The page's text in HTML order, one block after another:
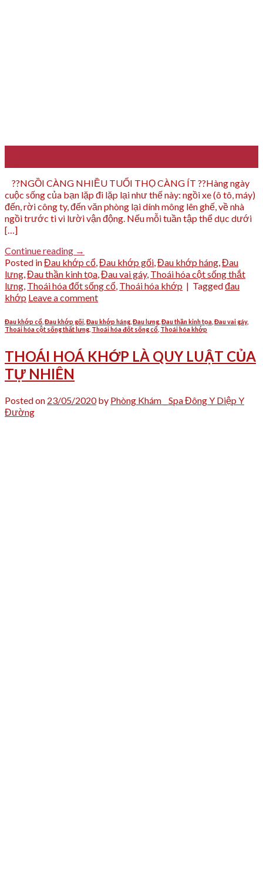
??NGỒI CÀNG NHIỀU TUỔI THỌ CÀNG ÍT ??Hàng ngày
cuộc sống của bạn lặp đi lặp lại như thế này: ngồi xe (ô tô, máy)
đến, rời công ty, đến văn phòng lại dính mông lên ghế, về nhà
ngồi trước ti vi lười vận động. Nếu mỗi tuần tập thể dục dưới
[…]
Continue reading →
Posted inĐau khớp cổ Đau khớp gối Đau khớp háng Đau
lưng Đau thần kinh tọa Đau vai gáy, Thoái hóa cột sống thắt
lưng Thoái hóa đốt sống cổ Thoái hóa khớp | Taggedđau
khớp Leave a comment
Đau khớp cổ Đau khớp gối Đau khớp háng Đau lưng Đau thần kinh tọa Đau vai gáy,
Thoái hóa cột sống thắt lưng Thoái hóa đốt sống cổ Thoái hóa khớp
THOÁI HOÁ KHỚP LÀ QUY LUẬT CỦA
TỰ NHIÊN
Posted on 23/05/2020by Phòng Khám _ Spa Đông Y Diệp Y
Đường